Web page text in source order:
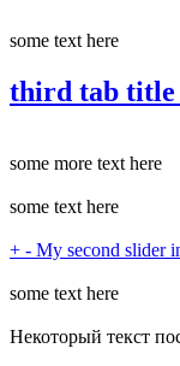
some text here
third tab title
some more text here
some text here
+ - My second slider
some text here
Некоторый текст